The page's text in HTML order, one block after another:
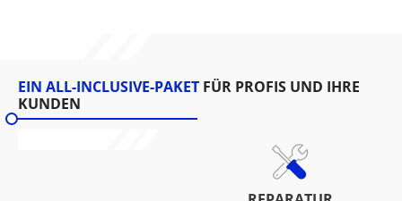
EIN ALL-INCLUSIVE-PAKET FÜR PROFIS UND IHRE
KUNDEN